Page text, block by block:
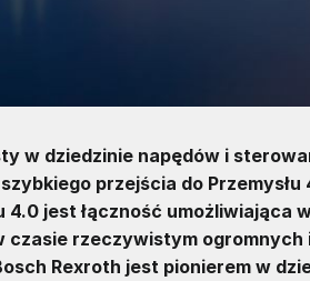
w dziedzinie napędów i
przejścia do Przemysłu
jest łączność umożliwiająca
czasie rzeczywistym ogromnych
Rexroth jest pionierem w